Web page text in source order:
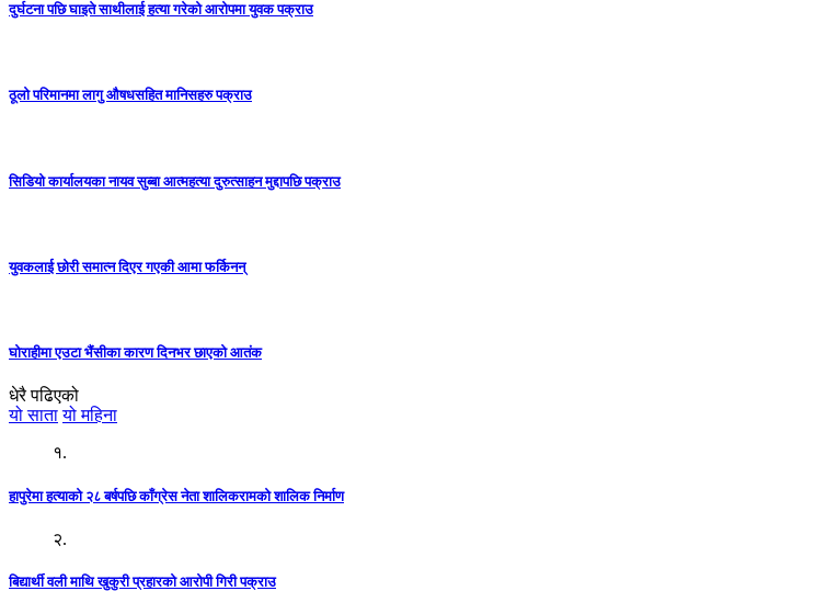
दुर्घटना पछि घाइते साथीलाई हत्या गरेको आरोपमा युवक पक्राउ
ठूलो परिमानमा लागु औषधसहित मानिसहरु पक्राउ
सिडियो कार्यालयका नायव सुब्बा आत्महत्या दुरुत्साहन मुद्दापछि पक्राउ
युवकलाई छोरी समात्न दिएर गएकी आमा फर्किनन्
घोराहीमा एउटा भैंसीका कारण दिनभर छाएको आतंक
धेरै पढिएको
यो साता यो महिना
१.
हापुरेमा हत्याको २८ बर्षपछि काँग्रेस नेता शालिकरामको शालिक निर्माण
२.
बिद्यार्थी वली माथि खुकुरी प्रहारको आरोपी गिरी पक्राउ